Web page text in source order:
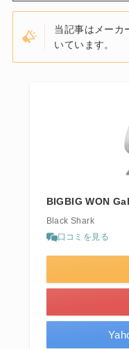
当記事はメーカ
いています。
BIGBIG WON
Black Shark
口コミを見る